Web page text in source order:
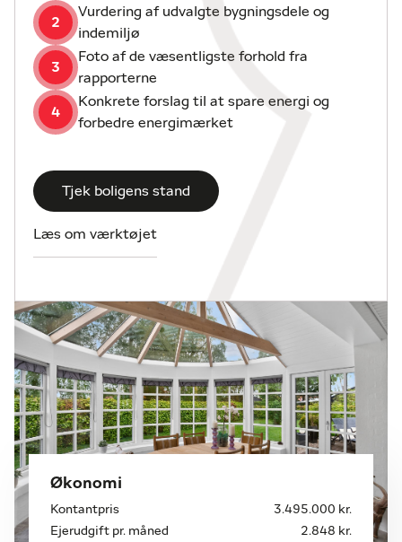
samt en dejlig lys entre med klinker. Til boligen
hører en stor dobbelt garage på 45m2 med nyt
metaltag samt et mindre skur.
Området:
Strandparkens sommerhuse er kendt som de bedst
beliggende fritidsgrunde i Juelsminde område, idet
havnemiljø og byen via stisystem langs vandet.
Samtidig er der kort afstand til indkøb,
golfbane.
Juelsminde er kendetegnet ved den maritime havn,
med flere spændende forretninger, gode
indkøbsmuligheder, spisesteder og attraktioner.
Juelsminde ligger meget naturskønt, og hvad enten
du er til lystfiskeri, MTB, løbeture, golf, tennis eller
en flot gåtur i skoven eller langs vandet, så har byen
det hele OG der er kun 25 min kørsel til
motorvejen.
2
Vurdering af udvalgte bygningsdele og
indemiljø
3
Foto af de væsentligste forhold fra
rapporterne
4
Konkrete forslag til at spare energi og
forbedre energimærket
Tjek boligens stand
Læs om værktøjet
Økonomi
Kontantpris
3.495.000 kr.
Ejerudgift pr. måned
2.848 kr.